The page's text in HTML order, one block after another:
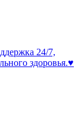
24/7,
здоровья.♥️